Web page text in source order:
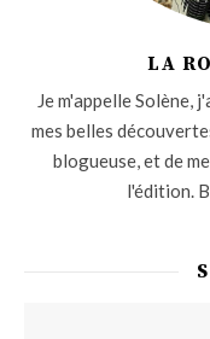
LA
Je m'appelle Solène,
mes belles
blogueuse, et de
l'édition.